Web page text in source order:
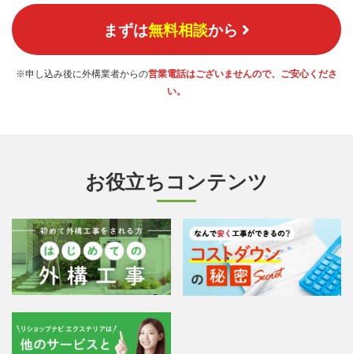
まずは無料相談から
※申し込み後に外構業者からの営業電話はございませんので、ご安心くださ
い。
お役立ちコンテンツ